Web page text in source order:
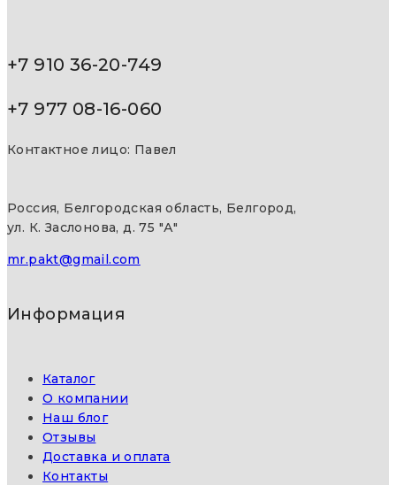
+7 910 36-20-749
+7 977 08-16-060
Контактное лицо: Павел
Россия, Белгородская область, Белгород,
ул. К. Заслонова, д. 75 "А"
mr.pakt@gmail.com
Информация
Каталог
О компании
Наш блог
Отзывы
Доставка и оплата
Контакты